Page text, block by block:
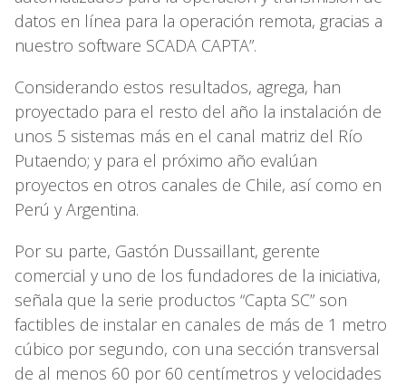
datos en línea para la operación remota, gracias a
nuestro software SCADA CAPTA”.
Considerando estos resultados, agrega, han
proyectado para el resto del año la instalación de
unos 5 sistemas más en el canal matriz del Río
Putaendo; y para el próximo año evalúan
proyectos en otros canales de Chile, así como en
Perú y Argentina.
Por su parte, Gastón Dussaillant, gerente
comercial y uno de los fundadores de la iniciativa,
señala que la serie productos “Capta SC” son
factibles de instalar en canales de más de 1 metro
cúbico por segundo, con una sección transversal
de al menos 60 por 60 centímetros y velocidades